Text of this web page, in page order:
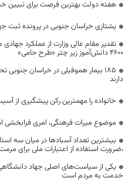
هفته دولت بهترین فرصت برای تبیین
یشتازی خراسان جنوبی در پرونده ثبت
تقدیر مقام عالی وزارت از عملکرد
۴۶۰۰ دانش‌آموز زیر چتر «طرح حامی»
۱۸۵ بیمار هموفیلی در خراسان
دارند
خانواده را مهمترین رکن پیشگیری از
موضوع میراث فرهنگی، امری
بیشترین تعداد آسبادها در میان سه
،ضرورت استفاده از اعتبارات ملی برای
یکی از سیاست‌های اصلی جهاد
خدمت به مردم است